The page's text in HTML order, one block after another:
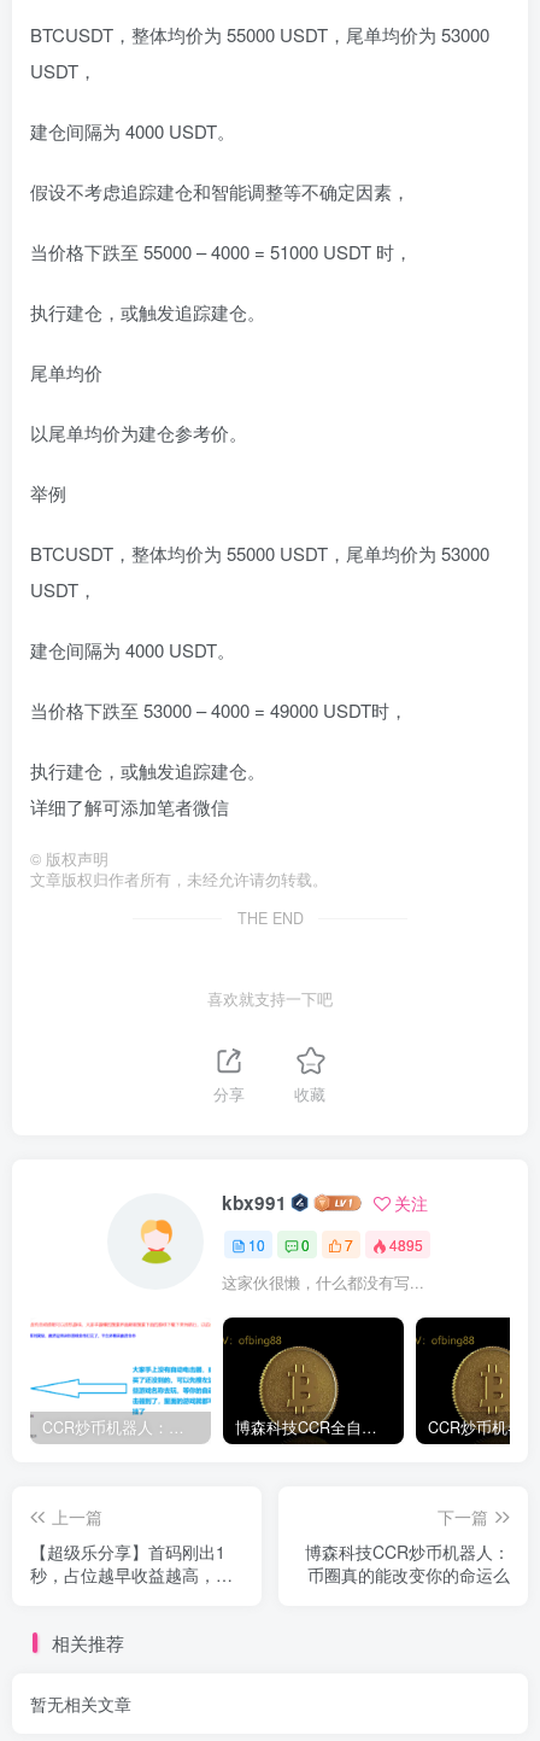
BTCUSDT，整体均价为 55000 USDT，尾单均价为 53000
USDT，
建仓间隔为 4000 USDT。
假设不考虑追踪建仓和智能调整等不确定因素，
当价格下跌至 55000 – 4000 = 51000 USDT 时，
执行建仓，或触发追踪建仓。
尾单均价
以尾单均价为建仓参考价。
举例
BTCUSDT，整体均价为 55000 USDT，尾单均价为 53000
USDT，
建仓间隔为 4000 USDT。
当价格下跌至 53000 – 4000 = 49000 USDT时，
执行建仓，或触发追踪建仓。
详细了解可添加笔者微信
© 版权声明
文章版权归作者所有，未经允许请勿转载。
THE END
喜欢就支持一下吧
分享 收藏
kbx991 关注
10 0 7 4895
这家伙很懒，什么都没有写...
CCR炒币机器人：币圈水深，大家为什么还一直留在里面 博森科技CCR全自动炒币机器人：比特币为什么会爆仓
上一篇
【超级乐分享】首码刚出1
秒，占位越早收益越高，速
下一篇
博森科技CCR炒币机器人：
币圈真的能改变你的命运么
相关推荐
暂无相关文章